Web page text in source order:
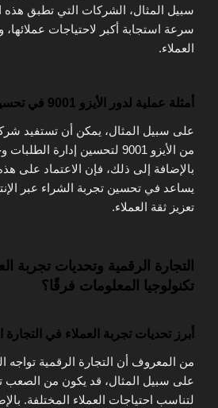
سبيل المثال، الشركات التي تطبق هذه
سرعة استجابة أكبر لاحتياجات عملائها،
العملاء.
أمثلة عملية لدور الأيزو 9001 في تحسين الأداء الرقمي
على سبيل المثال، يمكن أن تستفيد
من الأيزو 9001 لتحسين إدارة
بالإضافة إلى ذلك، فإن الاعتماد على
يساعد في تحسين تجربة الشراء عبر
تعزيز ثقة العملاء.
التجارة الرقمية وتحديات تجربة
تكنولوجيا المعلومات فرقًا؟
أبرز تحديات تجربة العملاء في التجارة
من المعروف أن التجارة الرقمية تواجه
على سبيل المثال، قد يكون من
لتناسب احتياجات العملاء المختلفة.